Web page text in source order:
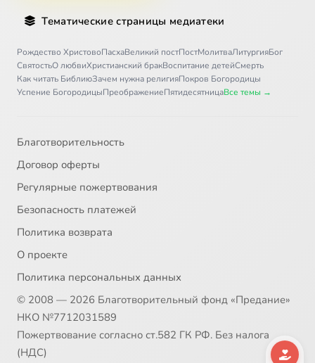
Тематические страницы медиатеки
Рождество ХристовоПасхаВеликий постПостМолитваЛитургияБог
СвятостьО любвиХристианский бракВоспитание детейСмерть
Как читать БиблиюЗачем нужна религияПокров Богородицы
Успение БогородицыПреображениеПятидесятницаВсе темы →
Благотворительность
Договор оферты
Регулярные пожертвования
Безопасность платежей
Политика возврата
О проекте
Политика персональных данных
© 2008 — 2026 Благотворительный фонд «Предание»
НКО №7712031589
Пожертвование согласно ст.582 ГК РФ. Без налога
(НДС)